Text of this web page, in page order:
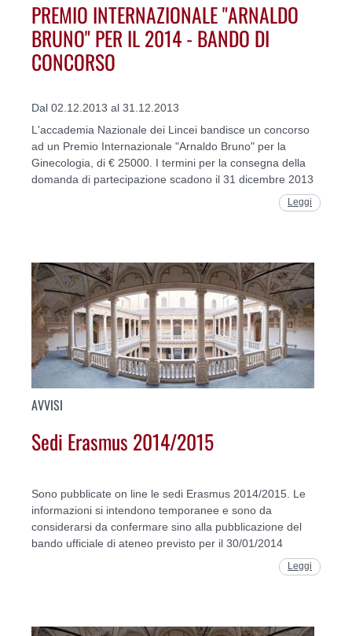
PREMIO INTERNAZIONALE "ARNALDO
BRUNO" PER IL 2014 - BANDO DI
CONCORSO
Dal 02.12.2013 al 31.12.2013
L'accademia Nazionale dei Lincei bandisce un concorso
ad un Premio Internazionale "Arnaldo Bruno" per la
Ginecologia, di € 25000. I termini per la consegna della
domanda di partecipazione scadono il 31 dicembre 2013
Leggi
AVVISI
Sedi Erasmus 2014/2015
Sono pubblicate on line le sedi Erasmus 2014/2015. Le
informazioni si intendono temporanee e sono da
considerarsi da confermare sino alla pubblicazione del
bando ufficiale di ateneo previsto per il 30/01/2014
Leggi